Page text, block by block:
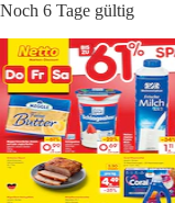
Noch 6 Tage gültig